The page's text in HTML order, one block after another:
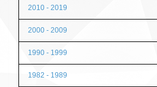
2010 - 2019
2000 - 2009
1990 - 1999
1982 - 1989